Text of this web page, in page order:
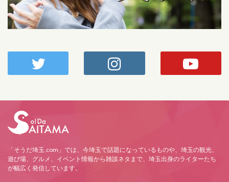
「そうだ埼玉.com」では、今埼玉で話題になっているものや、埼玉の観光、
遊び場、グルメ、イベント情報から雑談ネタまで、埼玉出身のライターたち
が幅広く発信しています。